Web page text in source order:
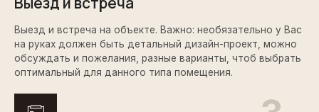
Выезд и встреча на объекте. Важно: необязательно у Вас
на руках должен быть детальный дизайн-проект, можно
обсуждать и пожелания, разные варианты, чтоб выбрать
оптимальный для данного типа помещения.